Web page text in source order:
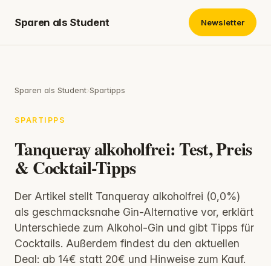
Sparen als Student Newsletter
Sparen als Student›Spartipps
SPARTIPPS
Tanqueray alkoholfrei: Test, Preis
& Cocktail-Tipps
Der Artikel stellt Tanqueray alkoholfrei (0,0%)
als geschmacksnahe Gin-Alternative vor, erklärt
Unterschiede zum Alkohol-Gin und gibt Tipps für
Cocktails. Außerdem findest du den aktuellen
Deal: ab 14€ statt 20€ und Hinweise zum Kauf.